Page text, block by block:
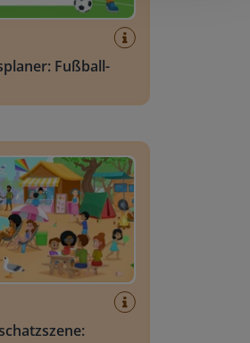
Fußball-